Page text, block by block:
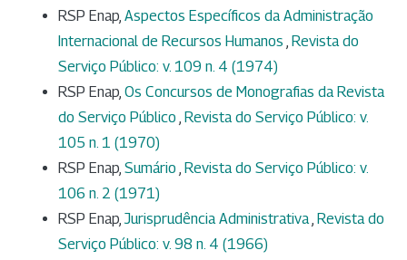
RSP Enap, Aspectos Específicos da Administração
Internacional de Recursos Humanos , Revista do
Serviço Público: v. 109 n. 4 (1974)
RSP Enap, Os Concursos de Monografias da Revista
do Serviço Público , Revista do Serviço Público: v.
105 n. 1 (1970)
RSP Enap, Sumário , Revista do Serviço Público: v.
106 n. 2 (1971)
RSP Enap,Jurisprudência Administrativa, Revista do
Serviço Público: v. 98 n. 4 (1966)